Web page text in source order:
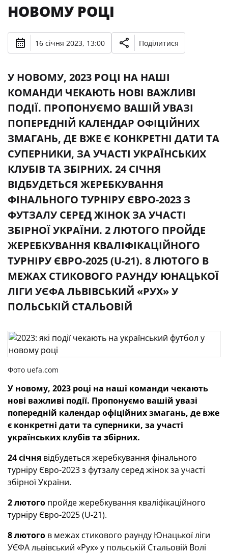
НОВОМУ РОЦІ
16 січня 2023, 13:00 Поділитися
У НОВОМУ, 2023 РОЦІ НА НАШІ
КОМАНДИ ЧЕКАЮТЬ НОВІ ВАЖЛИВІ
ПОДІЇ. ПРОПОНУЄМО ВАШІЙ УВАЗІ
ПОПЕРЕДНІЙ КАЛЕНДАР ОФІЦІЙНИХ
ЗМАГАНЬ, ДЕ ВЖЕ Є КОНКРЕТНІ ДАТИ ТА
СУПЕРНИКИ, ЗА УЧАСТІ УКРАЇНСЬКИХ
КЛУБІВ ТА ЗБІРНИХ. 24 СІЧНЯ
ВІДБУДЕТЬСЯ ЖЕРЕБКУВАННЯ
ФІНАЛЬНОГО ТУРНІРУ ЄВРО-2023 З
ФУТЗАЛУ СЕРЕД ЖІНОК ЗА УЧАСТІ
ЗБІРНОЇ УКРАЇНИ. 2 ЛЮТОГО ПРОЙДЕ
ЖЕРЕБКУВАННЯ КВАЛІФІКАЦІЙНОГО
ТУРНІРУ ЄВРО-2025 (U-21). 8 ЛЮТОГО В
МЕЖАХ СТИКОВОГО РАУНДУ ЮНАЦЬКОЇ
ЛІГИ УЄФА ЛЬВІВСЬКИЙ «РУХ» У
ПОЛЬСЬКІЙ СТАЛЬОВІЙ
Фото uefa.com
У новому, 2023 році на наші команди чекають
нові важливі події. Пропонуємо вашій увазі
попередній календар офіційних змагань, де вже
є конкретні дати та суперники, за участі
українських клубів та збірних.
24 січня відбудеться жеребкування фінального
турніру Євро-2023 з футзалу серед жінок за участі
збірної України.
2 лютого пройде жеребкування кваліфікаційного
турніру Євро-2025 (U-21).
8 лютого в межах стикового раунду Юнацької ліги
УЄФА львівський «Рух» у польській Стальовій Волі